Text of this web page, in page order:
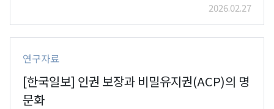
2026.02.27
연구자료
[한국일보] 인권 보장과 비밀유지권(ACP)의 명
문화